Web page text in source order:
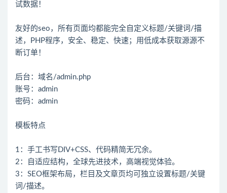
试数据！
友好的seo，所有页面均都能完全自定义标题/关键词/描
述，PHP程序，安全、稳定、快速；用低成本获取源源不
断订单！
后台：域名/admin.php
账号：admin
密码：admin
模板特点
1：手工书写DIV+CSS、代码精简无冗余。
2：自适应结构，全球先进技术，高端视觉体验。
3：SEO框架布局，栏目及文章页均可独立设置标题/关键
词/描述。